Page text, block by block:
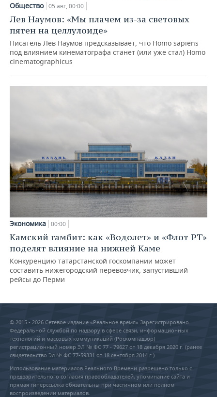
Общество 05 авг, 00:00
Лев Наумов: «Мы плачем из-за световых
пятен на целлулоиде»
Писатель Лев Наумов предсказывает, что Homo sapiens
под влиянием кинематографа станет (или уже стал) Homo
cinematographicus
Экономика 00:00
Камский гамбит: как «Водолет» и «Флот РТ»
поделят влияние на нижней Каме
Конкуренцию татарстанской госкомпании может
составить нижегородский перевозчик, запустивший
рейсы до Перми
© 2015 - 2026 Сетевое издание «Реальное время» Зарегистрировано
Федеральной службой по надзору в сфере связи, информационных
технологий и массовых коммуникаций (Роскомнадзор) –
регистрационный номер ЭЛ № ФС 77 - 79627 от 18 декабря 2020 г. (ранее
свидетельство Эл № ФС 77-59331 от 18 сентября 2014 г.)
Использование материалов Реального Времени разрешено только с
предварительного согласия правообладателей, упоминание сайта и
прямая гиперссылка обязательны при частичном или полном
воспроизведении материалов.